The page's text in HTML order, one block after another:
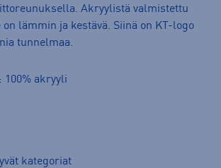
Akryylistä valmistettu
on lämmin ja kestävä. Siinä on KT-logo
tunnelmaa.
100% akryyli
kategoriat